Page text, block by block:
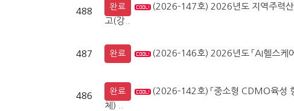
488 완료
(2026-147호) 2026년도 지역주력
고(강..
487 완료 (2026-146호) 2026년도 「AI헬스케
486 완료
(2026-142호) 「중소형 CDMO육성
체) ..